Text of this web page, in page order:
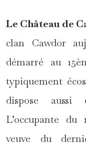
Le Château de
clan Cawdor
démarré au
typiquement
dispose aussi
L’occupante du
veuve du